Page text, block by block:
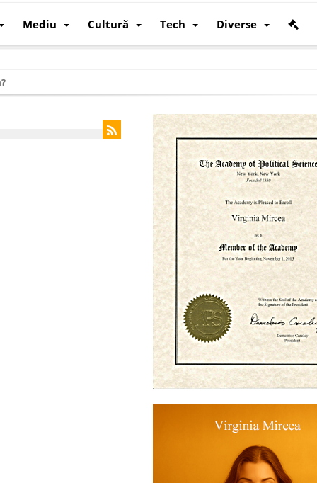
Mediu Cultură Tech Diverse
a lumii
structurală a demografiei, fiscalității și poziției României în U.E.